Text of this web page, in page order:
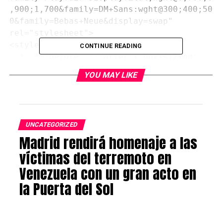
,900;1,700&family=DM+Sans:wght@300;400;50
0&family=Bebas+Neue&display=swap"
border-box; margin: 0; padding: 0; }
    --rojo: #D62828;
    --azul: #003DA5;
    --crema: #FDF6EC;
    --cafe: #3E1F00;
    --naranja: #E8521A;
CONTINUE READING
YOU MAY LIKE
UNCATEGORIZED
Madrid rendirá homenaje a las
víctimas del terremoto en
Venezuela con un gran acto en
la Puerta del Sol